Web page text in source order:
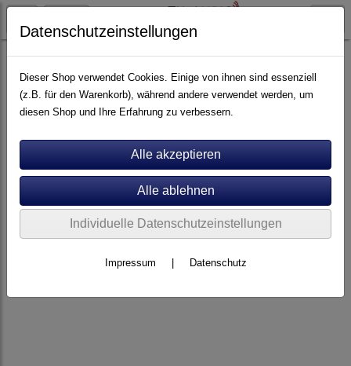
Kabel Digital Opto
Datenschutzeinstellungen
Dieser Shop verwendet Cookies. Einige von ihnen sind essenziell
(z.B. für den Warenkorb), während andere verwendet werden, um
diesen Shop und Ihre Erfahrung zu verbessern.
Individuelle Datenschutzeinstellungen
Impressum Datenschutz